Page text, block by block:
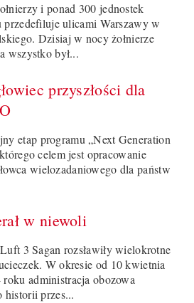
i ponad 300 jednostek
przedefiluje ulicami Warszawy w
Dzisiaj w nocy żołnierze
wszystko był...
przyszłości dla
etap programu „Next Generation
celem jest opracowanie
wielozadaniowego dla państw
w niewoli
3 Sagan rozsławiły wielokrotne
W okresie od 10 kwietnia
administracja obozowa
historii przes...